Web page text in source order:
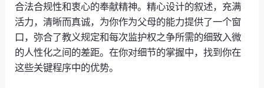
合法合规性和衷心的奉献精神。精心设计的叙述，充满
活力，清晰而真诚，为你作为父母的能力提供了一个窗
口，弥合了教义规定和每次监护权之争所需的细致入微
的人性化之间的差距。在你对细节的掌握中，找到你在
这些关键程序中的优势。